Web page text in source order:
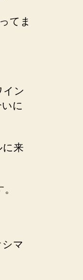
てま
イン
に
に来
マ